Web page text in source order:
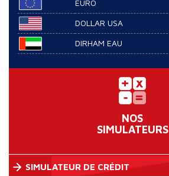
EURO
DOLLAR USA
DIRHAM EAU
NOS
SIMULATEURS
SIMULATEUR DE CRÉDIT